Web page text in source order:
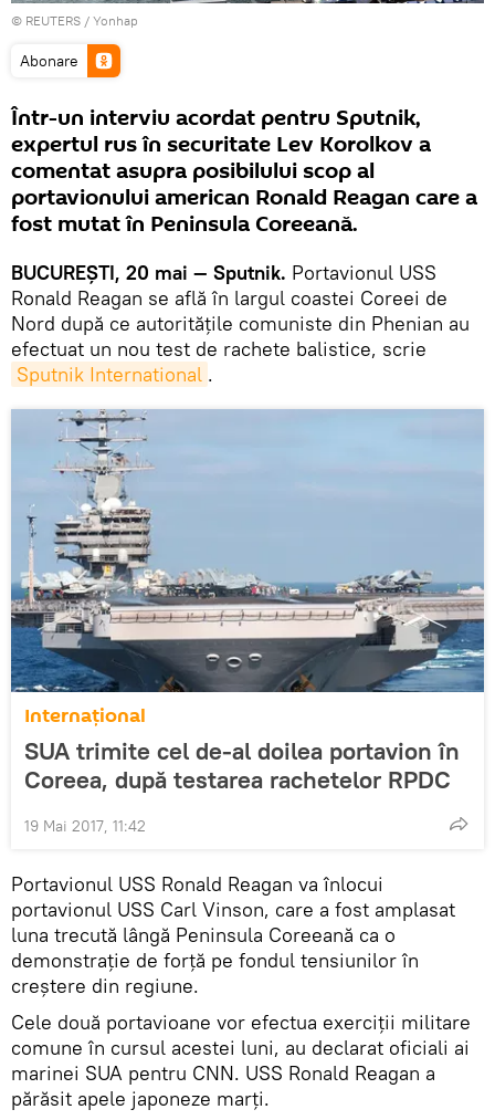
© REUTERS / Yonhap
Abonare
Într-un interviu acordat pentru Sputnik,
expertul rus în securitate Lev Korolkov a
comentat asupra posibilului scop al
portavionului american Ronald Reagan care a
fost mutat în Peninsula Coreeană.
BUCUREȘTI, 20 mai — Sputnik. Portavionul USS
Ronald Reagan se află în largul coastei Coreei de
Nord după ce autoritățile comuniste din Phenian au
efectuat un nou test de rachete balistice, scrie
Sputnik International .
Internaţional
SUA trimite cel de-al doilea portavion în
Coreea, după testarea rachetelor RPDC
19 Mai 2017, 11:42
Portavionul USS Ronald Reagan va înlocui
portavionul USS Carl Vinson, care a fost amplasat
luna trecută lângă Peninsula Coreeană ca o
demonstrație de forță pe fondul tensiunilor în
creștere din regiune.
Cele două portavioane vor efectua exerciții militare
comune în cursul acestei luni, au declarat oficiali ai
marinei SUA pentru CNN. USS Ronald Reagan a
părăsit apele japoneze marți.